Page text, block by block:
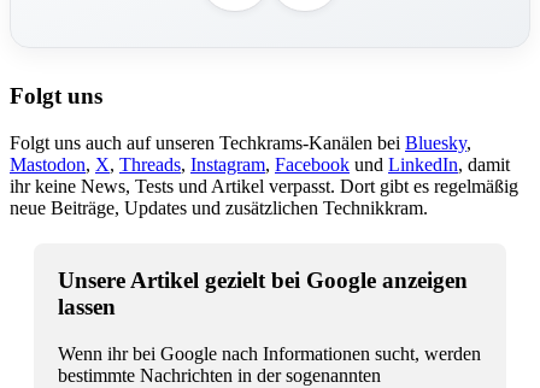
Folgt uns
Folgt uns auch auf unseren Techkrams-Kanälen bei Bluesky,
Mastodon, X, Threads, Instagram, Facebook und LinkedIn, damit
ihr keine News, Tests und Artikel verpasst. Dort gibt es regelmäßig
neue Beiträge, Updates und zusätzlichen Technikkram.
Unsere Artikel gezielt bei Google anzeigen
lassen
Wenn ihr bei Google nach Informationen sucht, werden
bestimmte Nachrichten in der sogenannten